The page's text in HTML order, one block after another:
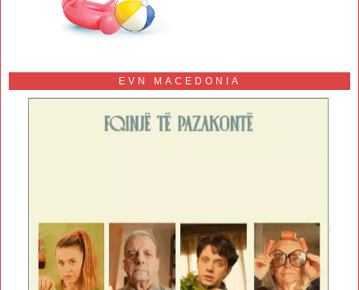
EVN MACEDONIA